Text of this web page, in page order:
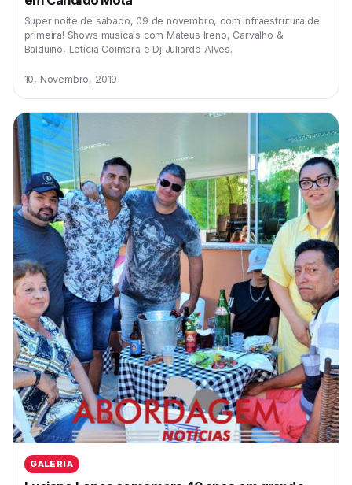
Super noite de sábado, 09 de novembro, com infraestrutura de
primeira! Shows musicais com Mateus Ireno, Carvalho &
Balduino, Letícia Coimbra e Dj Juliardo Alves.
10, Novembro, 2019
GALERIA